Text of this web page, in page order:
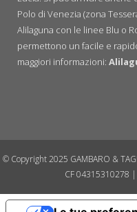
Polo di Venezia (zona
Alilaguna con le linee Blu o
permettono un facile e
maggiori informazioni:
© Copyright 2025 GAMBARO &
CF 04315310278 |